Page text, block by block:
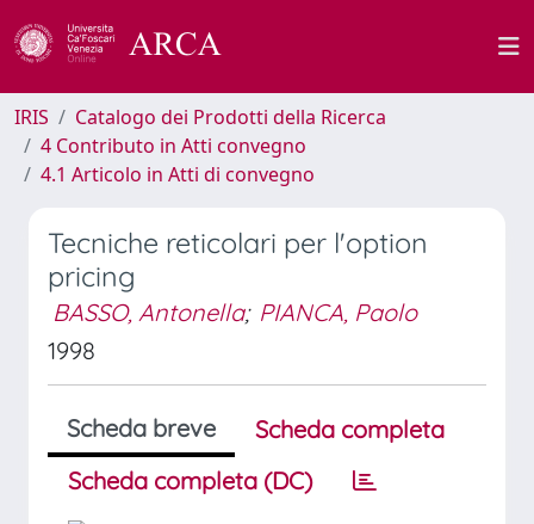
IRIS
Catalogo dei Prodotti della Ricerca
4 Contributo in Atti convegno
4.1 Articolo in Atti di convegno
Tecniche reticolari per l'option
pricing
BASSO, Antonella; PIANCA, Paolo
1998
Scheda breve
Scheda completa
Scheda completa (DC)